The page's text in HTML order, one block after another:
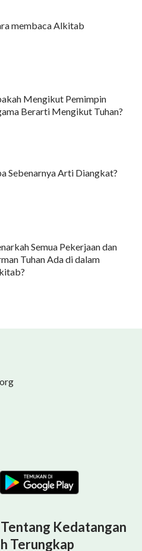
membaca Alkitab
Mengikut Pemimpin
Berarti Mengikut Tuhan?
Sebenarnya Arti Diangkat?
Semua Pekerjaan dan
Tuhan Ada di dalam
Kedatangan
Terungkap